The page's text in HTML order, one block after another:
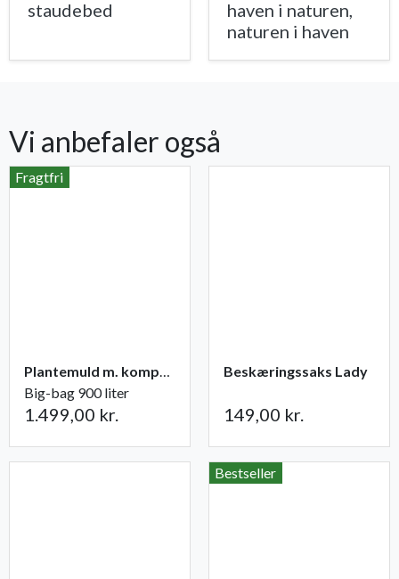
staudebed
haven i naturen,
naturen i haven
Vi anbefaler også
Fragtfri
Plantemuld m. kompost fra Champost
Big-bag 900 liter
1.499,00 kr.
Beskæringssaks Lady
149,00 kr.
Bestseller